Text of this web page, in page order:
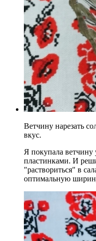
Ветчину нарезать
вкус.
Я покупала
пластинками. И
"раствориться" в
оптимальную